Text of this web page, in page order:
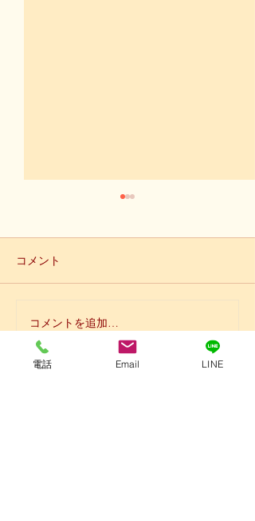
【所沢シティマラソン結
果！】
コメント
コメントを追加…
電話 Email LINE